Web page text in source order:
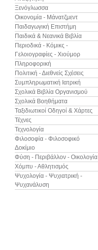
Ξενόγλωσσα
Οικονομία - Μάνατζμεντ
Παιδαγωγική Επιστήμη
Παιδικά & Νεανικά Βιβλία
Περιοδικά - Κόμικς -
Γελοιογραφίες - Χιούμορ
Πληροφορική
Πολιτική - Διεθνείς Σχέσεις
Συμπληρωματική Ιατρική
Σχολικά Βιβλία Οργανισμού
Σχολικά Βοηθήματα
Ταξιδιωτικοί Οδηγοί & Χάρτες
Τέχνες
Τεχνολογία
Φιλοσοφία - Φιλοσοφικό
Δοκίμιο
Φύση - Περιβάλλον - Οικολογία
Χόμπυ - Αθλητισμός
Ψυχολογία - Ψυχιατρική -
Ψυχανάλυση